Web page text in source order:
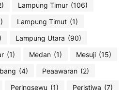
Lampung Timur (106)
Lampung Timut (1)
Lampung Utara (90)
(1) Medan (1) Mesuji (15)
(4) Peaawaran (2)
Peringsewu (1) Peristiwa (7)